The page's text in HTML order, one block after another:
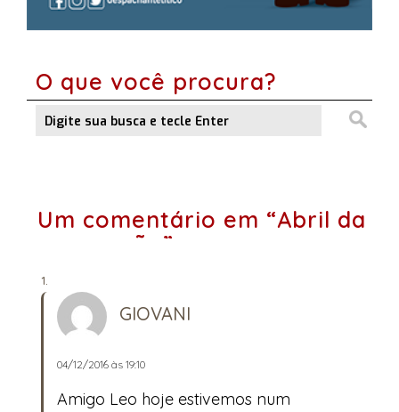
O que você procura?
Um comentário em “Abril da
convenção”
GIOVANI
04/12/2016 às 19:10
Amigo Leo hoje estivemos num